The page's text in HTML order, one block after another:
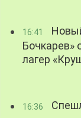
16:41
Бочкарев»
лагер
16:36